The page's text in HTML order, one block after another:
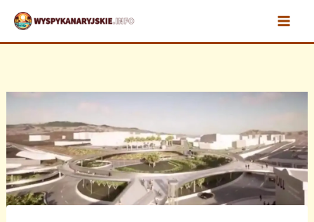
Przejdź
treści